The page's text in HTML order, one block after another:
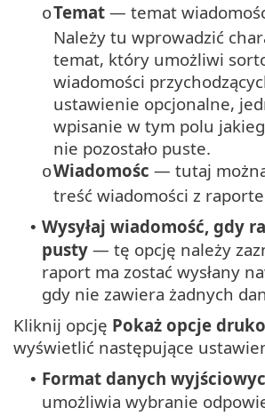
oTemat — temat
Należy tu wprowadzić
temat, który umożliwi
wiadomości
ustawienie opcjonalne,
wpisanie w tym polu
nie pozostało puste.
oWiadomośc — tutaj
treść wiadomości z
• Wysyłaj wiadomość, gdy
pusty — tę opcję należy
raport ma zostać wysłany
gdy nie zawiera żadnych
Kliknij opcję Pokaż opcje
wyświetlić następujące
• Format danych
umożliwia wybranie